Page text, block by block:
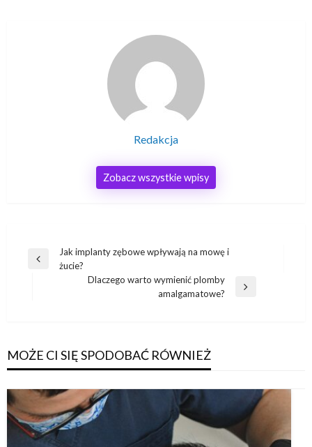
Redakcja
Zobacz wszystkie wpisy
Nawigacja
wpisu
Poprzedni
Jak implanty zębowe wpływają na mowę i
żucie?
Dlaczego warto wymienić plomby
amalgamatowe?
MOŻE CI SIĘ SPODOBAĆ RÓWNIEŻ